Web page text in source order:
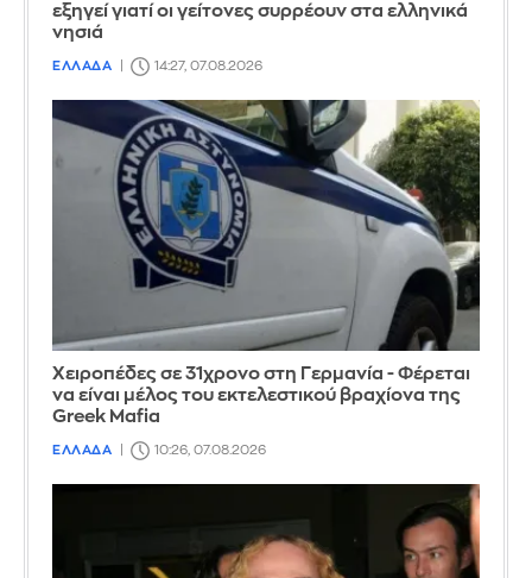
εξηγεί γιατί οι γείτονες συρρέουν στα ελληνικά
νησιά
ΕΛΛΑΔΑ 14:27, 07.08.2026
Χειροπέδες σε 31χρονο στη Γερμανία - Φέρεται
να είναι μέλος του εκτελεστικού βραχίονα της
Greek Mafia
ΕΛΛΑΔΑ 10:26, 07.08.2026